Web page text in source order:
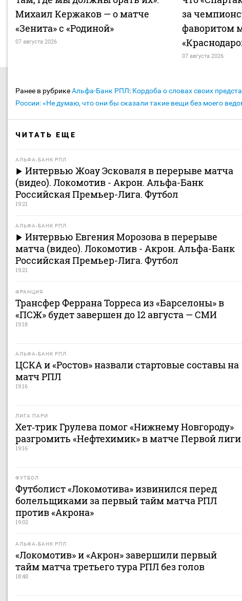
Михаил Кержаков — о матче
«Зенита» с «Родиной»
07 августа 2026
за
фаворитом
07 августа 2026
Ранее в рубрикеАльфа-Банк РПЛ: Кордоба о словах своих
России: «Не думаю, что они бы сказали такие вещи без моего
ЧИТАТЬ ЕЩЕ
АЛЬФА-БАНК РПЛ
Интервью Жоау Эсковаля в перерыве матча
(видео). Локомотив - Акрон. Альфа-Банк
Российская Премьер-Лига. Футбол
19:21
АЛЬФА-БАНК РПЛ
Интервью Евгения Морозова в перерыве
матча (видео). Локомотив - Акрон. Альфа-Банк
Российская Премьер-Лига. Футбол
19:21
ФРАНЦИЯ
Трансфер Феррана Торреса из «Барселоны» в
«ПСЖ» будет завершен до 12 августа — СМИ
19:18
АЛЬФА-БАНК РПЛ
ЦСКА и «Ростов» назвали стартовые составы на
матч РПЛ
19:16
ЛИГА ПАРИ
Хет‑трик Грулева помог «Нижнему Новгороду»
разгромить «Нефтехимик» в матче Первой лиги
19:16
ФУТБОЛ
Футболист «Локомотива» извинился перед
болельщиками за первый тайм матча РПЛ
против «Акрона»
19:02
АЛЬФА-БАНК РПЛ
«Локомотив» и «Акрон» завершили первый
тайм матча третьего тура РПЛ без голов
18:48